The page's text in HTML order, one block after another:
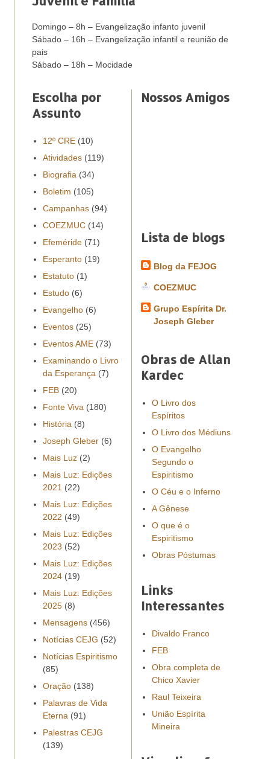
Domingo – 8h – Evangelização infanto juvenil
Sábado – 16h – Evangelização infantil e reunião de
pais
Sábado – 18h – Mocidade
Escolha por
Assunto
12º CRE (10)
Atividades (119)
Biografia (34)
Boletim (105)
Campanhas (94)
COEZMUC (14)
Efeméride (71)
Esperanto (19)
Estatuto (1)
Estudo (6)
Evangelho (6)
Eventos (25)
Eventos AME (73)
Examinando o Livro
da Esperança (7)
FEB (20)
Fonte Viva (180)
História (8)
Joseph Gleber (6)
Mais Luz (2)
Mais Luz: Edições
2021 (22)
Mais Luz: Edições
2022 (49)
Mais Luz: Edições
2023 (52)
Mais Luz: Edições
2024 (19)
Mais Luz: Edições
2025 (8)
Mensagens (456)
Notícias CEJG (52)
Notícias Espiritismo
(85)
Oração (138)
Palavras de Vida
Eterna (91)
Palestras CEJG
(139)
Nossos Amigos
Lista de blogs
Blog da FEJOG
COEZMUC
Grupo Espírita Dr.
Joseph Gleber
Obras de Allan
Kardec
O Livro dos
Espíritos
O Livro dos Médiuns
O Evangelho
Segundo o
Espiritismo
O Céu e o Inferno
A Gênese
O que é o
Espiritismo
Obras Póstumas
Links
Interessantes
Divaldo Franco
FEB
Obra completa de
Chico Xavier
Raul Teixeira
União Espírita
Mineira